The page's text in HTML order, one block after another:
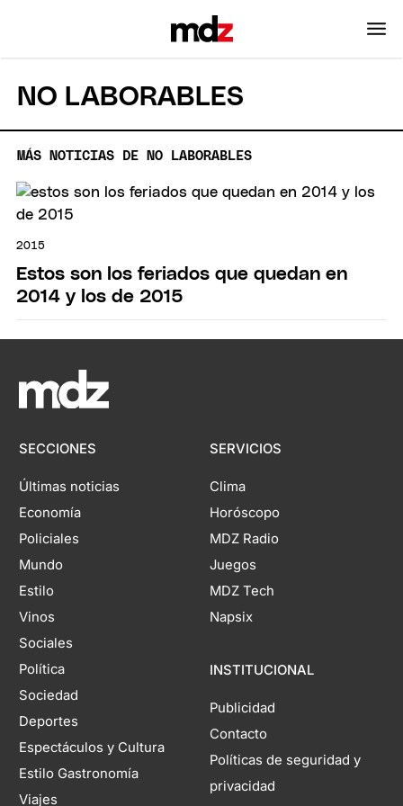
NO LABORABLES
MÁS NOTICIAS DE NO LABORABLES
2015
Estos son los feriados que quedan en
2014 y los de 2015
SECCIONES
Últimas noticias
Economía
Policiales
Mundo
Estilo
Vinos
Sociales
Política
Sociedad
Deportes
Espectáculos y Cultura
Estilo Gastronomía
Viajes
SERVICIOS
Clima
Horóscopo
MDZ Radio
Juegos
MDZ Tech
Napsix
INSTITUCIONAL
Publicidad
Contacto
Políticas de seguridad y
privacidad